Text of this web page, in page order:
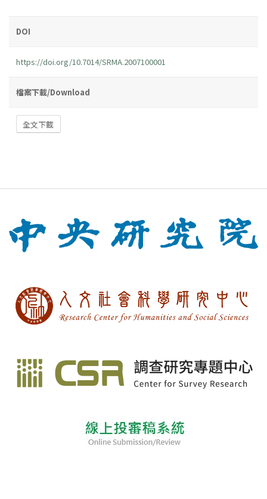
DOI
https://doi.org/10.7014/SRMA.2007100001
檔案下載/Download
全文下載